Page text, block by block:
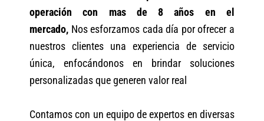
operación con mas de 8 años en el
mercado, Nos esforzamos cada día por ofrecer a
nuestros clientes una experiencia de servicio
única, enfocándonos en brindar soluciones
personalizadas que generen valor real
Contamos con un equipo de expertos en diversas